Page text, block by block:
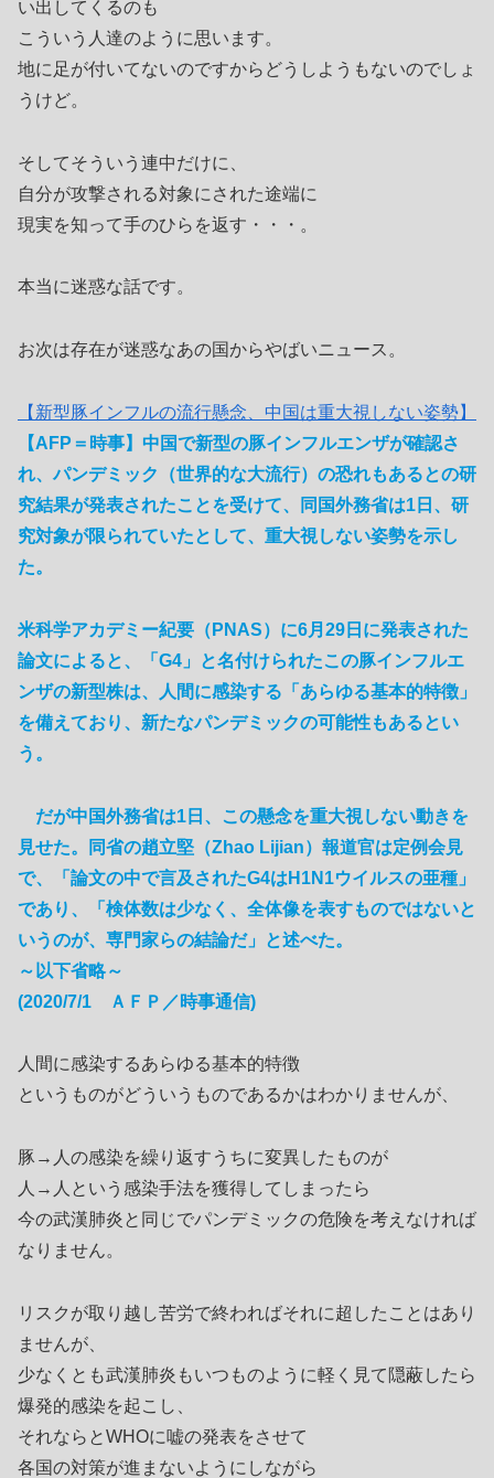
い出してくるのも
こういう人達のように思います。
地に足が付いてないのですからどうしようもないのでしょ
うけど。
そしてそういう連中だけに、
自分が攻撃される対象にされた途端に
現実を知って手のひらを返す・・・。
本当に迷惑な話です。
お次は存在が迷惑なあの国からやばいニュース。
【新型豚インフルの流行懸念、中国は重大視しない姿勢】
【AFP＝時事】中国で新型の豚インフルエンザが確認さ
れ、パンデミック（世界的な大流行）の恐れもあるとの研
究結果が発表されたことを受けて、同国外務省は1日、研
究対象が限られていたとして、重大視しない姿勢を示し
た。
米科学アカデミー紀要（PNAS）に6月29日に発表された
論文によると、「G4」と名付けられたこの豚インフルエ
ンザの新型株は、人間に感染する「あらゆる基本的特徴」
を備えており、新たなパンデミックの可能性もあるとい
う。
だが中国外務省は1日、この懸念を重大視しない動きを
見せた。同省の趙立堅（Zhao Lijian）報道官は定例会見
で、「論文の中で言及されたG4はH1N1ウイルスの亜種」
であり、「検体数は少なく、全体像を表すものではないと
いうのが、専門家らの結論だ」と述べた。
～以下省略～
(2020/7/1 ＡＦＰ ／時事通信)
人間に感染するあらゆる基本的特徴
というものがどういうものであるかはわかりませんが、
豚→人の感染を繰り返すうちに変異したものが
人→人という感染手法を獲得してしまったら
今の武漢肺炎と同じでパンデミックの危険を考えなければ
なりません。
リスクが取り越し苦労で終わればそれに超したことはあり
ませんが、
少なくとも武漢肺炎もいつものように軽く見て隠蔽したら
爆発的感染を起こし、
それならとWHOに嘘の発表をさせて
各国の対策が進まないようにしながら